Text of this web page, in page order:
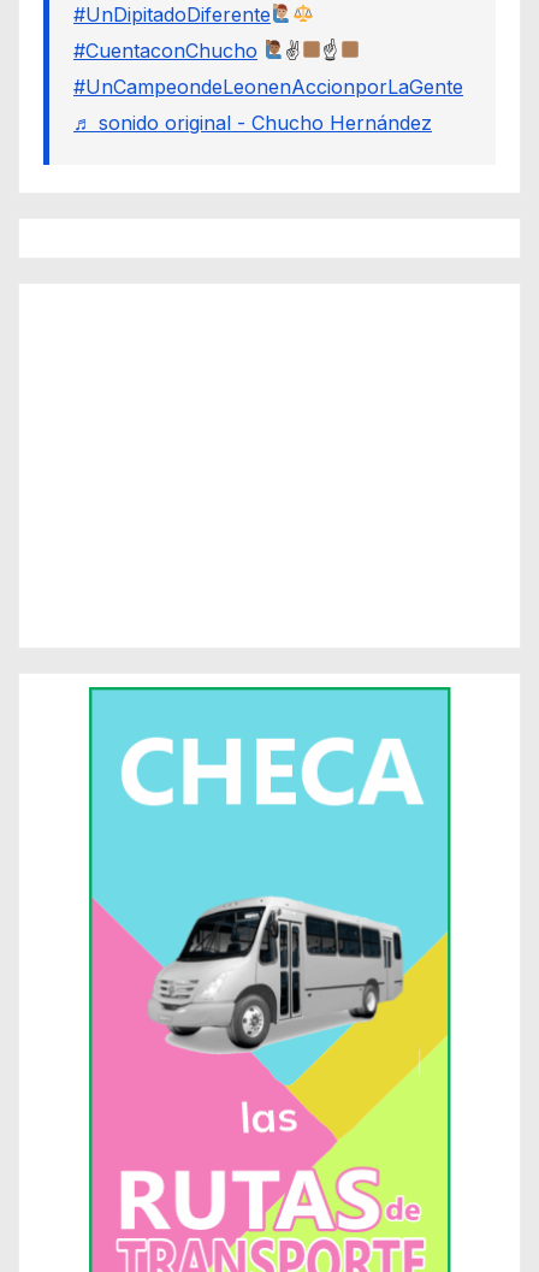
#UnDipitadoDiferente
#CuentaconChucho
✌
☝
#UnCampeondeLeonenAccionporLaGente
♬ sonido original - Chucho Hernández